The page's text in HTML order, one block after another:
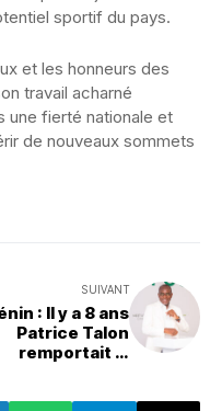
sportif du pays.
et les honneurs des
travail acharné
une fierté nationale et
de nouveaux sommets
SUIVANT
: Il y a 8 ans
Patrice Talon
remportait la